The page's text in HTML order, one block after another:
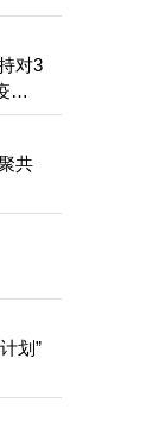
对3
措
共
划”